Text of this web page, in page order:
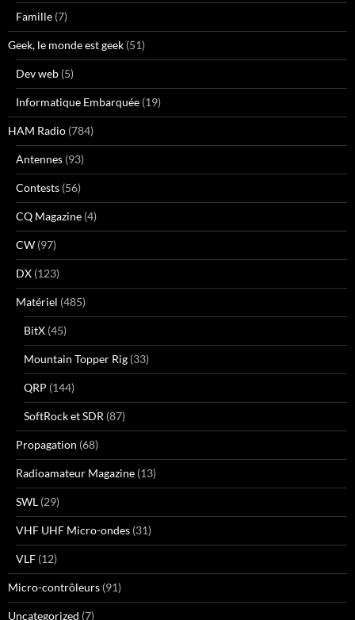
Famille (7)
Geek, le monde est geek (51)
Dev web (5)
Informatique Embarquée (19)
HAM Radio (784)
Antennes (93)
Contests (56)
CQ Magazine (4)
CW (97)
DX (123)
Matériel (485)
BitX (45)
Mountain Topper Rig (33)
QRP (144)
SoftRock et SDR (87)
Propagation (68)
Radioamateur Magazine (13)
SWL (29)
VHF UHF Micro-ondes (31)
VLF (12)
Micro-contrôleurs (91)
Uncategorized (7)